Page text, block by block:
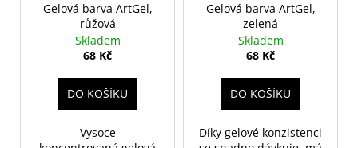
Gelová barva ArtGel,
růžová
Skladem
68 Kč
DO KOŠÍKU
Vysoce
Gelová barva ArtGel,
zelená
Skladem
68 Kč
DO KOŠÍKU
Díky gelové konzistenci